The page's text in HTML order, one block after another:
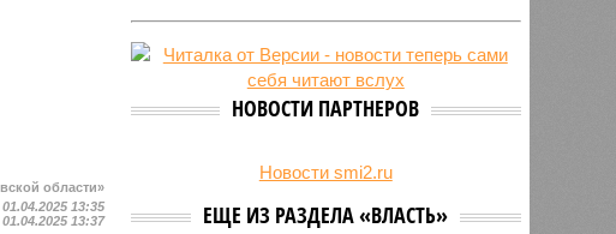
области»
01.04.2025 13:35
01.04.2025 13:37
27/07
Питание детей в лагерях
Пенсионеру должны выплатить
300 тысяч рублей после падения в
гололёд
предоставления госимущества в
НОВОСТИ ПАРТНЕРОВ
Новости smi2.ru
ЕЩЕ ИЗ РАЗДЕЛА «ВЛАСТЬ»